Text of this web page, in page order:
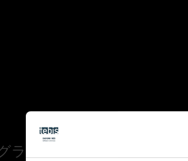
ラミング